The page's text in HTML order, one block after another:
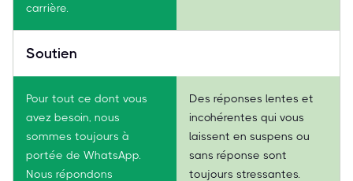
carrière.
Soutien
Pour tout ce dont vous
avez besoin, nous
sommes toujours à
portée de WhatsApp.
Nous répondons
Des réponses lentes et
incohérentes qui vous
laissent en suspens ou
sans réponse sont
toujours stressantes.